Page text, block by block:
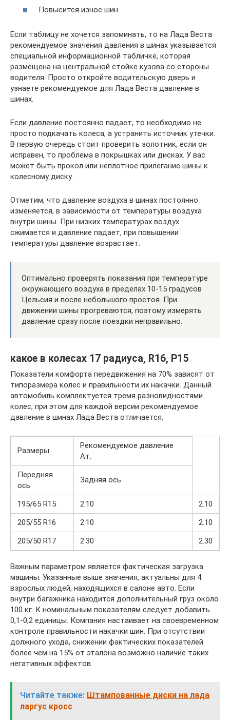
Повысится износ шин.
Если таблицу не хочется запоминать, то на Лада Веста
рекомендуемое значения давления в шинах указывается
специальной информационной табличке, которая
размещена на центральной стойке кузова со стороны
водителя. Просто откройте водительскую дверь и
узнаете рекомендуемое для Лада Веста давление в
шинах.
Если давление постоянно падает, то необходимо не
просто подкачать колеса, а устранить источник утечки.
В первую очередь стоит проверить золотник, если он
исправен, то проблема в покрышках или дисках. У вас
может быть прокол или неплотное прилегание шины к
колесному диску.
Отметим, что давление воздуха в шинах постоянно
изменяется, в зависимости от температуры воздуха
внутри шины. При низких температурах воздух
сжимается и давление падает, при повышении
температуры давление возрастает.
Оптимально проверять показания при температуре
окружающего воздуха в пределах 10-15 градусов
Цельсия и после небольшого простоя. При
движении шины прогреваются, поэтому измерять
давление сразу после поездки неправильно.
какое в колесах 17 радиуса, R16, Р15
Показатели комфорта передвижения на 70% зависят от
типоразмера колес и правильности их накачки. Данный
автомобиль комплектуется тремя разновидностями
колес, при этом для каждой версии рекомендуемое
давление в шинах Лада Веста отличается.
Размеры
Рекомендуемое давление
Ат.
Передняя
ось
Задняя ось
195/65 R15 2.10
2.10
205/55 R16
2.10
2.10
205/50 R17
2.30 2.30
Важным параметром является фактическая загрузка
машины. Указанные выше значения, актуальны для 4
взрослых людей, находящихся в салоне авто. Если
внутри багажника находится дополнительный груз около
100 кг. К номинальным показателям следует добавить
0,1-0,2 единицы. Компания настаивает на своевременном
контроле правильности накачки шин. При отсутствии
должного ухода, снижении фактических показателей
более чем на 15% от эталона возможно наличие таких
негативных эффектов.
Читайте также: Штампованные диски на лада
ларгус кросс